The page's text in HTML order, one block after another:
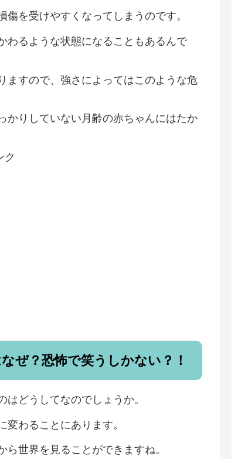
を受けやすくなってしまうのです。
わるような状態になることもあるんで
ますので、強さによってはこのような危
かりしていない月齢の赤ちゃんにはたか
ク
ぜ？恐怖で笑うしかない？！
どうしてなのでしょうか。
わることにあります。
世界を見ることができますね。